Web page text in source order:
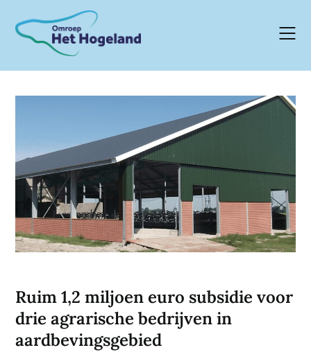
content
Ruim 1,2 miljoen euro subsidie voor
drie agrarische bedrijven in
aardbevingsgebied